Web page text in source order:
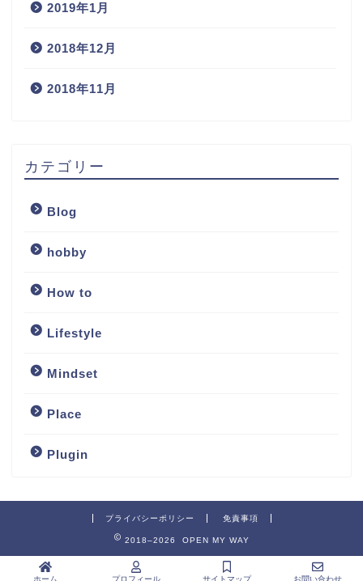
2019年1月
2018年12月
2018年11月
カテゴリー
Blog
hobby
How to
Lifestyle
Mindset
Place
Plugin
プライバシーポリシー 免責事項
2018–2026 OPEN MY WAY
ホーム プロフィール サイトマップ お問い合わせ